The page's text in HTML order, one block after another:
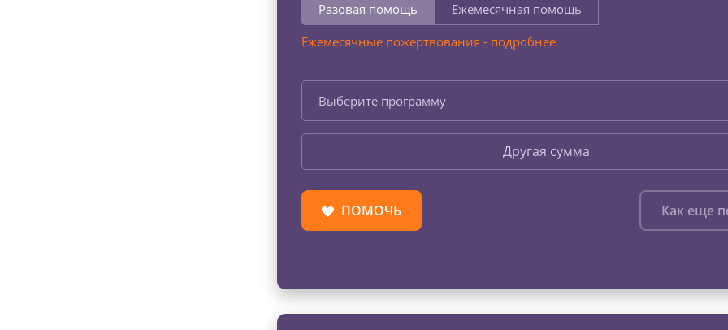
Разовая помощь
Ежемесячная помощь
Ежемесячные пожертвования - подробнее
Выберите программу
Другая сумма
ПОМОЧЬ Как еще